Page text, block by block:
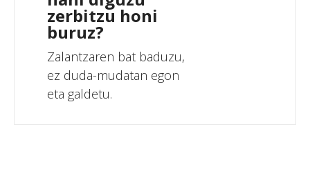
zerbitzu honi
buruz?
Zalantzaren bat baduzu,
ez duda-mudatan egon
eta galdetu.